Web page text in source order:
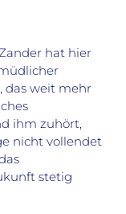
hat hier
das weit mehr
ihm zuhört,
nicht vollendet
stetig